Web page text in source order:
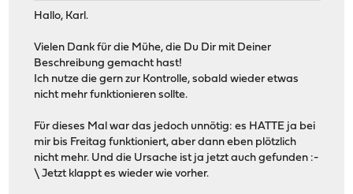
Hallo, Karl.
Vielen Dank für die Mühe, die Du Dir mit Deiner
Beschreibung gemacht hast!
Ich nutze die gern zur Kontrolle, sobald wieder etwas
nicht mehr funktionieren sollte.
Für dieses Mal war das jedoch unnötig: es HATTE ja bei
mir bis Freitag funktioniert, aber dann eben plötzlich
nicht mehr. Und die Ursache ist ja jetzt auch gefunden :-
\ Jetzt klappt es wieder wie vorher.